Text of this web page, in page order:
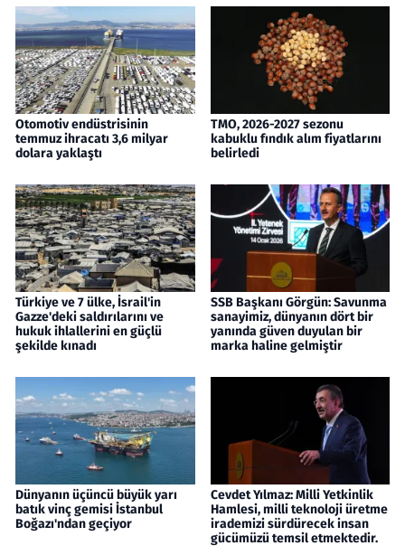
Otomotiv endüstrisinin
temmuz ihracatı 3,6 milyar
dolara yaklaştı
TMO, 2026-2027 sezonu
kabuklu fındık alım fiyatlarını
belirledi
Türkiye ve 7 ülke, İsrail'in
Gazze'deki saldırılarını ve
hukuk ihlallerini en güçlü
şekilde kınadı
SSB Başkanı Görgün: Savunma
sanayimiz, dünyanın dört bir
yanında güven duyulan bir
marka haline gelmiştir
Dünyanın üçüncü büyük yarı
batık vinç gemisi İstanbul
Boğazı'ndan geçiyor
Cevdet Yılmaz: Milli Yetkinlik
Hamlesi, milli teknoloji üretme
irademizi sürdürecek insan
gücümüzü temsil etmektedir.